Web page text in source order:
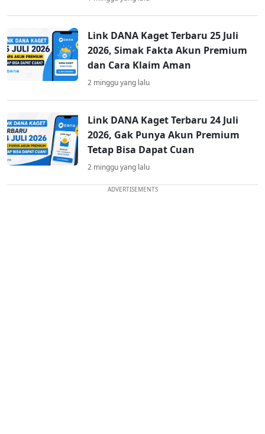
Link DANA Kaget Terbaru 25 Juli
2026, Simak Fakta Akun Premium
dan Cara Klaim Aman
2 minggu yang lalu
Link DANA Kaget Terbaru 24 Juli
2026, Gak Punya Akun Premium
Tetap Bisa Dapat Cuan
2 minggu yang lalu
ADVERTISEMENTS